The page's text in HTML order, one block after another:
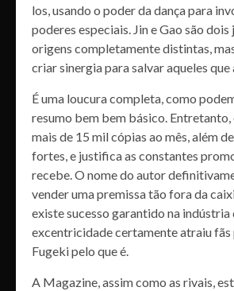
los, usando o poder da dança para
poderes especiais. Jin e Gao são dois
origens completamente distintas,
criar sinergia para salvar aqueles que
É uma loucura completa, como
resumo bem bem básico. Entretanto,
mais de 15 mil cópias ao mês, além
fortes, e justifica as constantes
recebe. O nome do autor
vender uma premissa tão fora da
existe sucesso garantido na indústria
excentricidade certamente atraiu fãs
Fugeki pelo que é.
A Magazine, assim como as rivais,